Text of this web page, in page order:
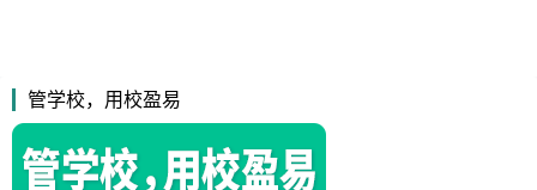
管学校，用校盈易